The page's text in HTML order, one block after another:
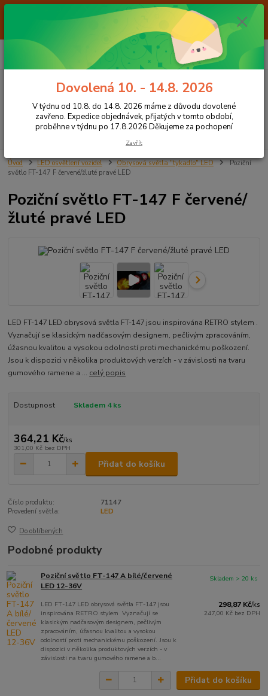
Od 7.8. do 14.8. 2026 máme z důvodu dovolené ZAVŘENO. Expedice
objednávek, přijatých v tomto období, proběhne v týdnu po 17.8.2026
Děkujeme za pochopení
CZK
Hledat
+420 605 283 713
za0,00 Kč
Úvod LED osvětlení vozidel Obrysová světla "tykadlo" LED
Poziční
světlo FT-147 F červené/žluté pravé LED
Poziční světlo FT-147 F červené/
žluté pravé LED
LED FT-147 LED obrysová světla FT-147 jsou inspirována RETRO stylem .
Vyznačují se klasickým nadčasovým designem, pečlivým zpracováním,
úžasnou kvalitou a vysokou odolností proti mechanickému poškození.
Jsou k dispozici v několika produktových verzích - v závislosti na tvaru
gumového ramene a ... celý popis
Dostupnost Skladem 4 ks
364,21 Kč/ks
301,00 Kč bez DPH
Přidat do košíku
Číslo produktu:
71147
Provedení světla:
LED
Do oblíbených
Podobné produkty
Poziční světlo FT-147 A bílé/červené
LED 12-36V
LED FT-147 LED obrysová světla FT-147 jsou
inspirována RETRO stylem Vyznačují se
klasickým nadčasovým designem, pečlivým
zpracováním, úžasnou kvalitou a vysokou
odolností proti mechanickému poškození. Jsou k
dispozici v několika produktových verzích - v
závislosti na tvaru gumového ramene a b...
298,87 Kč/ks
247,00 Kč bez DPH
Skladem > 20 ks
Přidat do košíku
Dovolená 10. - 14.8. 2026
V týdnu od 10.8. do 14.8. 2026 máme z důvodu dovolené
zavřeno. Expedice objednávek, přijatých v tomto období,
proběhne v týdnu po 17.8.2026 Děkujeme za pochopení
Zavřít